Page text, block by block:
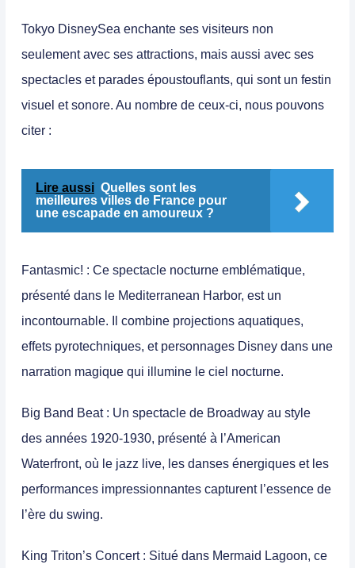
Tokyo DisneySea enchante ses visiteurs non
seulement avec ses attractions, mais aussi avec ses
spectacles et parades époustouflants, qui sont un festin
visuel et sonore. Au nombre de ceux-ci, nous pouvons
citer :
Lire aussi Quelles sont les
meilleures villes de France pour
une escapade en amoureux ?
Fantasmic! : Ce spectacle nocturne emblématique,
présenté dans le Mediterranean Harbor, est un
incontournable. Il combine projections aquatiques,
effets pyrotechniques, et personnages Disney dans une
narration magique qui illumine le ciel nocturne.
Big Band Beat: Un spectacle de Broadway au style
des années 1920-1930, présenté à l’American
Waterfront, où le jazz live, les danses énergiques et les
performances impressionnantes capturent l’essence de
l’ère du swing.
King Triton’s Concert: Situé dans Mermaid Lagoon, ce